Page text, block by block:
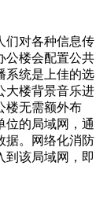
们对各种信息传
公楼会配置公共
系统是上佳的选
大楼背景音乐进
楼无需额外布
位的局域网，通
据。网络化消防
到该局域网，即